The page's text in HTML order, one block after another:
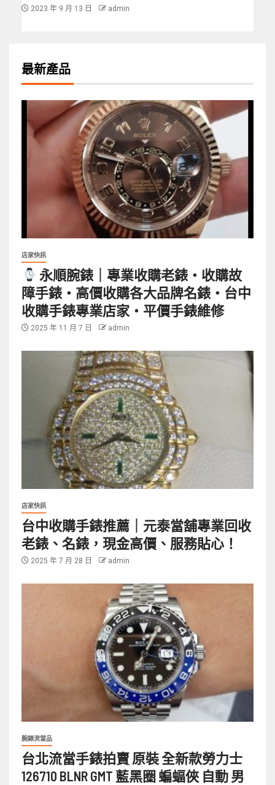
2023 年 9 月 13 日 admin
最新產品
店家快訊
永順腕錶｜專業收購老錶・收購故
障手錶・高價收購各大品牌名錶・台中
收購手錶專業店家・平價手錶維修
2025 年 11 月 7 日 admin
店家快訊
台中收購手錶推薦｜元泰當舖專業回收
老錶、名錶，現金高價、服務貼心！
2025 年 7 月 28 日 admin
腕錶流當品
台北流當手錶拍賣 原裝 全新款勞力士
126710 BLNR GMT 藍黑圈 蝙蝠俠 自動 男